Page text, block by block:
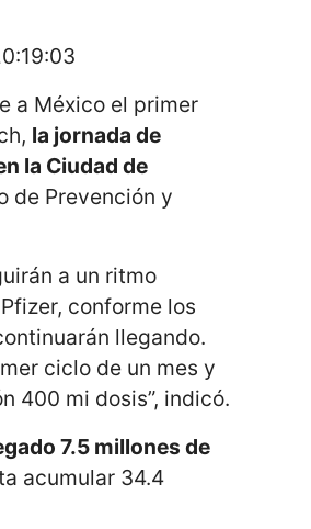
a México el primer
la jornada de
la Ciudad de
de Prevención y
a un ritmo
conforme los
llegando.
ciclo de un mes y
400 mi dosis”, indicó.
7.5 millones de
acumular 34.4